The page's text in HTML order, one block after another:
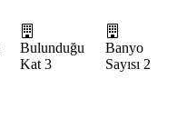
Bulunduğu
Kat 3
Banyo
Sayısı 2